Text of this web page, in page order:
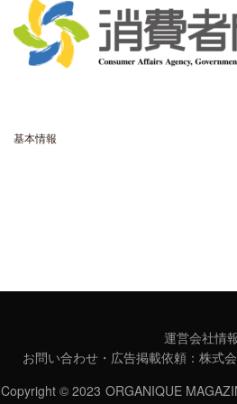
基本情報
運営会社情
お問い合わせ・広告掲載依頼： 株式
Copyright © 2023 ORGANIQUE